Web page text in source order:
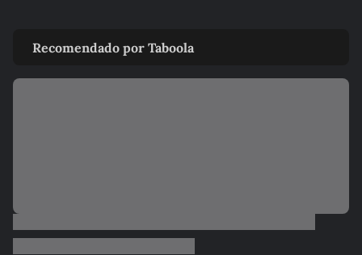
conseguiria?
DOCES
Recomendado por Taboola